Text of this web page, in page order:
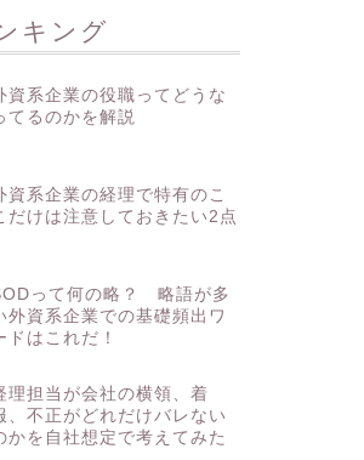
キング
資系企業の役職ってどうな
てるのかを解説
資系企業の経理で特有のこ
だけは注意しておきたい2点
って何の略？ 略語が多
外資系企業での基礎頻出ワ
ドはこれだ！
理担当が会社の横領、着
、不正がどれだけバレない
かを自社想定で考えてみた